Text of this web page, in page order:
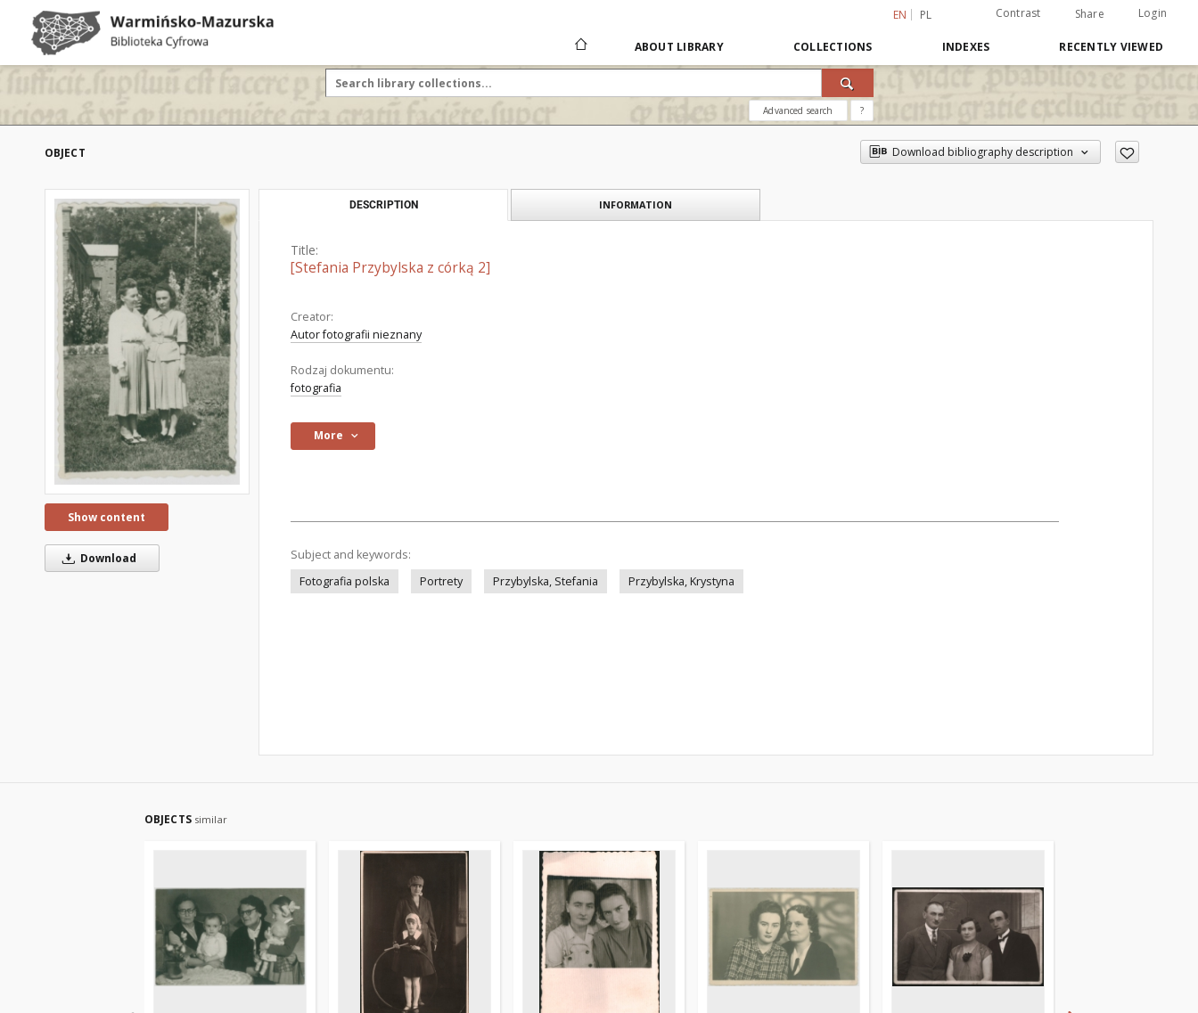
EN PL Contrast Share Login
ABOUT LIBRARY COLLECTIONS INDEXES RECENTLY VIEWED
Advanced search ?
OBJECT Download bibliography description
Show content
Download
DESCRIPTION INFORMATION
Title:
[Stefania Przybylska z córką 2]
Creator:
Autor fotografii nieznany
Rodzaj dokumentu:
fotografia
More
Subject and keywords:
Fotografia polska
Portrety Przybylska, Stefania Przybylska, Krystyna
OBJECTS similar